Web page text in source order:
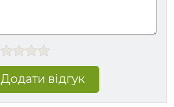
Додати відгук